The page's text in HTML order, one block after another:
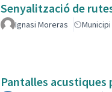
Senyalització de
Ignasi Moreras Municipi
Pantalles acustiques